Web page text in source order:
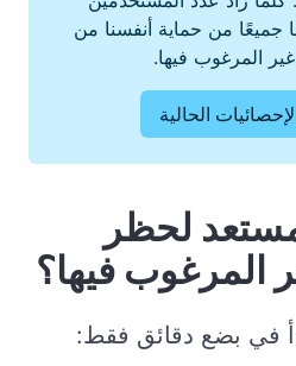
جميعًا من حماية أنفسنا من
المرغوب فيها.
الحالية
لحظر
المرغوب فيها؟
في بضع دقائق فقط: